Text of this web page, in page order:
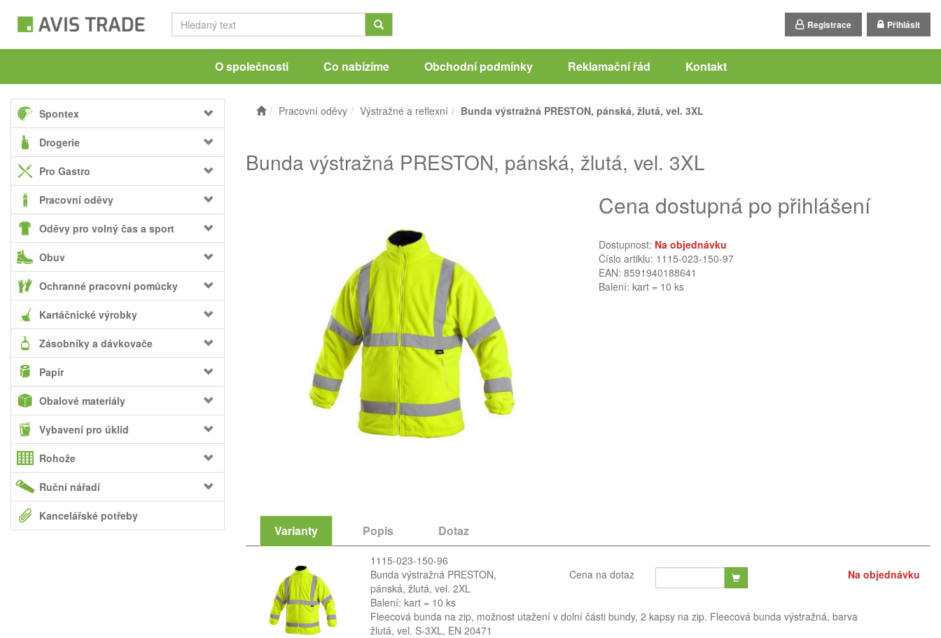
Registrace Přihlásit
O společnosti Co nabízíme Obchodní podmínky Reklamační řád Kontakt
Spontex
Drogerie
Pro Gastro
Pracovní oděvy
Oděvy pro volný čas a sport
Obuv
Ochranné pracovní pomůcky
Kartáčnické výrobky
Zásobníky a dávkovače
Papír
Obalové materiály
Vybavení pro úklid
Rohože
Ruční nářadí
Kancelářské potřeby
Pracovní oděvy Výstražné a reflexní Bunda výstražná PRESTON, pánská, žlutá, vel. 3XL
Bunda výstražná PRESTON, pánská, žlutá, vel. 3XL
Cena dostupná po přihlášení
Dostupnost: Na objednávku
Číslo artiklu: 1115-023-150-97
EAN: 8591940188641
Balení: kart = 10 ks
Varianty Popis Dotaz
1115-023-150-96
Bunda výstražná PRESTON,
pánská, žlutá, vel. 2XL
Balení: kart = 10 ks
Cena na dotaz Na objednávku
Fleecová bunda na zip, možnost utažení v dolní části bundy, 2 kapsy na zip. Fleecová bunda výstražná, barva
žlutá, vel. S-3XL, EN 20471